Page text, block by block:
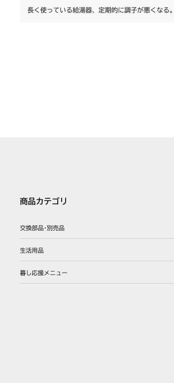
長く使っている給湯器、定期的に調子が悪くなる
商品カテゴリ
交換部品･別売品
生活用品
暮し応援メニュー